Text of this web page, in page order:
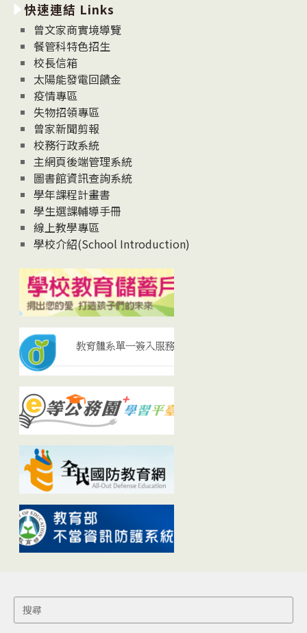
消
息
News
快速連結 Links
曾文家商實境導覽
餐管科特色招生
校長信箱
太陽能發電回饋金
疫情專區
失物招領專區
曾家新聞剪報
校務行政系統
主網頁後端管理系統
圖書館資訊查詢系統
學年課程計畫書
學生選課輔導手冊
線上教學專區
學校介紹(School Introduction)
Search
for: